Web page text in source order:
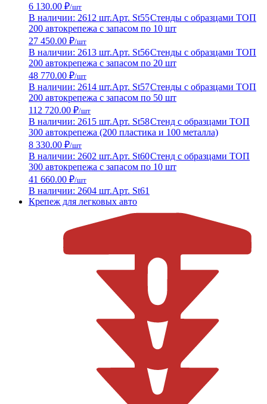
6 130.00 ₽/шт
В наличии: 2612 шт.Арт. St55Стенды с образцами ТОП
200 автокрепежа с запасом по 10 шт
27 450.00 ₽/шт
В наличии: 2613 шт.Арт. St56Стенды с образцами ТОП
200 автокрепежа с запасом по 20 шт
48 770.00 ₽/шт
В наличии: 2614 шт.Арт. St57Стенды с образцами ТОП
200 автокрепежа с запасом по 50 шт
112 720.00 ₽/шт
В наличии: 2615 шт.Арт. St58Стенд с образцами ТОП
300 автокрепежа (200 пластика и 100 металла)
8 330.00 ₽/шт
В наличии: 2602 шт.Арт. St60Стенд с образцами ТОП
300 автокрепежа с запасом по 10 шт
41 660.00 ₽/шт
В наличии: 2604 шт.Арт. St61
Крепеж для легковых авто